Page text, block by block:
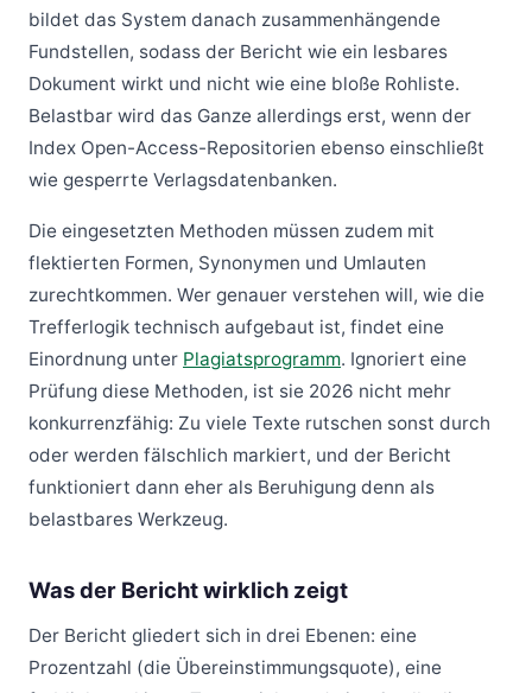
bildet das System danach zusammenhängende
Fundstellen, sodass der Bericht wie ein lesbares
Dokument wirkt und nicht wie eine bloße Rohliste.
Belastbar wird das Ganze allerdings erst, wenn der
Index Open-Access-Repositorien ebenso einschließt
wie gesperrte Verlagsdatenbanken.
Die eingesetzten Methoden müssen zudem mit
flektierten Formen, Synonymen und Umlauten
zurechtkommen. Wer genauer verstehen will, wie die
Trefferlogik technisch aufgebaut ist, findet eine
Einordnung unter Plagiatsprogramm. Ignoriert eine
Prüfung diese Methoden, ist sie 2026 nicht mehr
konkurrenzfähig: Zu viele Texte rutschen sonst durch
oder werden fälschlich markiert, und der Bericht
funktioniert dann eher als Beruhigung denn als
belastbares Werkzeug.
Was der Bericht wirklich zeigt
Der Bericht gliedert sich in drei Ebenen: eine
Prozentzahl (die Übereinstimmungsquote), eine